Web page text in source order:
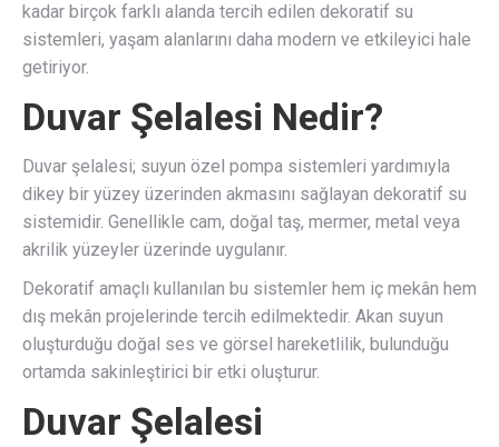
kadar birçok farklı alanda tercih edilen dekoratif su
sistemleri, yaşam alanlarını daha modern ve etkileyici hale
getiriyor.
Duvar Şelalesi Nedir?
Duvar şelalesi; suyun özel pompa sistemleri yardımıyla
dikey bir yüzey üzerinden akmasını sağlayan dekoratif su
sistemidir. Genellikle cam, doğal taş, mermer, metal veya
akrilik yüzeyler üzerinde uygulanır.
Dekoratif amaçlı kullanılan bu sistemler hem iç mekân hem
dış mekân projelerinde tercih edilmektedir. Akan suyun
oluşturduğu doğal ses ve görsel hareketlilik, bulunduğu
ortamda sakinleştirici bir etki oluşturur.
Duvar Şelalesi